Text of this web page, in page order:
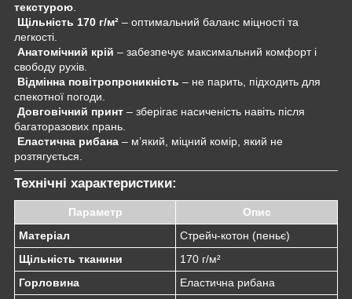
текстурою.
Щільність 170 г/м² – оптимальний баланс міцності та
легкості.
Анатомічний крій – забезпечує максимальний комфорт і
свободу рухів.
Відмінна повітропроникність – не парить, підходить для
спекотної погоди.
Довговічний принт – зберігає насиченість навіть після
багаторазових прань.
Еластична рибана – м’який, міцний комір, який не
розтягується.
Технічні характеристики:
Параметр
Опис
Матеріал
Стрейч-котон (пеньє)
Щільність тканини
170 г/м²
Горловина
Еластична рибана